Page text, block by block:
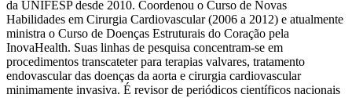
da UNIFESP desde 2010. Coordenou o Curso de Novas
Habilidades em Cirurgia Cardiovascular (2006 a 2012) e atualmente
ministra o Curso de Doenças Estruturais do Coração pela
InovaHealth. Suas linhas de pesquisa concentram-se em
procedimentos transcateter para terapias valvares, tratamento
endovascular das doenças da aorta e cirurgia cardiovascular
minimamente invasiva. É revisor de periódicos científicos nacionais